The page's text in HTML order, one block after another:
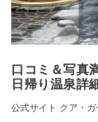
口コミ＆写真
日帰り温泉詳
公式サイト クア・